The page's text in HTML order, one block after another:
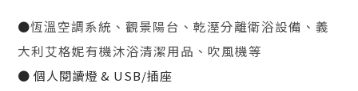
●恆溫空調系統、觀景陽台、乾溼分離衛浴設備、義
大利艾格妮有機沐浴清潔用品、吹風機等
● 個人閱讀燈 & USB/插座